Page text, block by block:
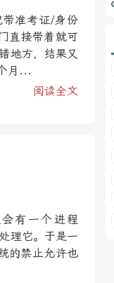
准考证/身份
直接带着就可
地方，结果又
月...
阅读全文
有一个进程
理它。于是一
的禁止允许也